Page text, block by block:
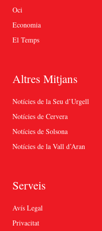
Oci
Economia
El Temps
Altres Mitjans
Notícies de la Seu d’Urgell
Notícies de Cervera
Notícies de Solsona
Notícies de la Vall d’Aran
Serveis
Avís Legal
Privacitat